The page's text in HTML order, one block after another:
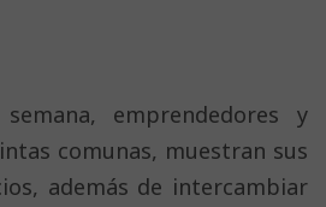
emprendedores y
comunas, muestran sus
además de intercambiar